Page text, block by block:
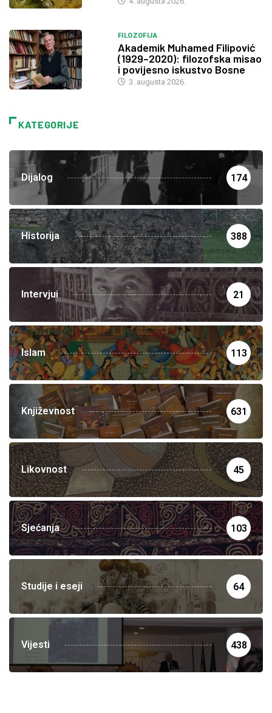
FILOZOFIJA
Akademik Muhamed Filipović
(1929–2020): filozofska misao
i povijesno iskustvo Bosne
3. augusta 2026.
KATEGORIJE
Dijalog 174
Historija 388
Intervjui 21
Islam 113
Književnost 631
Likovnost 45
Sjećanja 103
Studije i eseji 64
Vijesti 438